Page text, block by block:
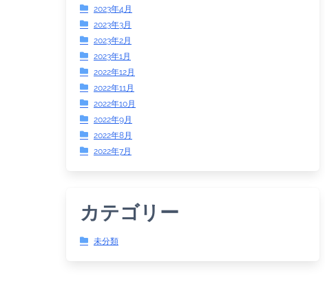
2023年4月
2023年3月
2023年2月
2023年1月
2022年12月
2022年11月
2022年10月
2022年9月
2022年8月
2022年7月
カテゴリー
未分類